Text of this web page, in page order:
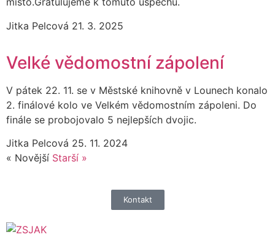
Jitka Pelcová 21. 3. 2025
Velké vědomostní zápolení
V pátek 22. 11. se v Městské knihovně v Lounech konalo
2. finálové kolo ve Velkém vědomostním zápoleni. Do
finále se probojovalo 5 nejlepších dvojic.
Jitka Pelcová 25. 11. 2024
« Novější Starší »
Kontakt